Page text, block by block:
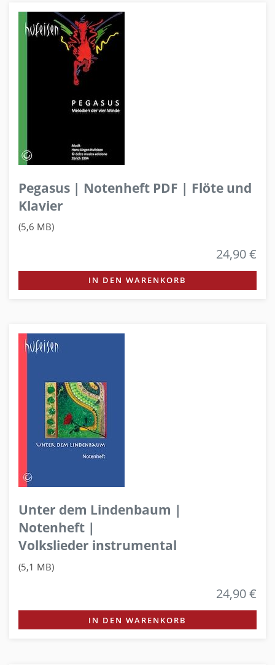
Pegasus | Notenheft PDF | Flöte und
Klavier
(5,6 MB)
24,90 €
IN DEN WARENKORB
Unter dem Lindenbaum |
Notenheft |
Volkslieder instrumental
(5,1 MB)
24,90 €
IN DEN WARENKORB